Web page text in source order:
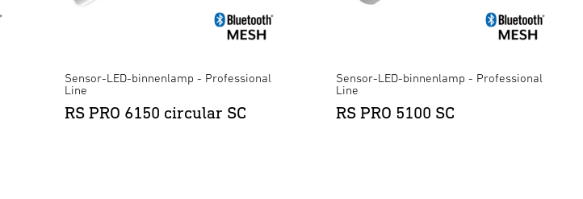
Sensor-LED-binnenlamp - Professional
Line
RS PRO 6150 circular SC
Sensor-LED-binnenlamp - Professional
Line
RS PRO 5100 SC